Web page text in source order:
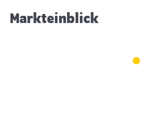
Markteinblick